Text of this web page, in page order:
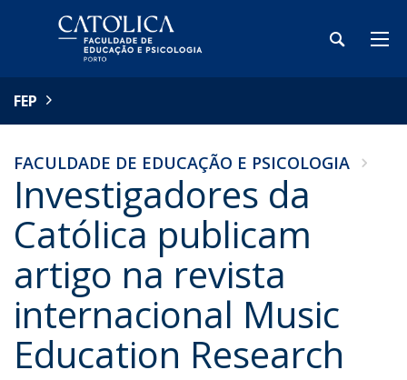
FEP
FACULDADE DE EDUCAÇÃO E PSICOLOGIA
Investigadores da
Católica publicam
artigo na revista
internacional Music
Education Research